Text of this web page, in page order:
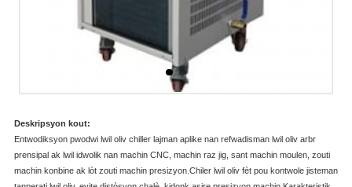
Deskripsyon kout:
Entwodiksyon pwodwi lwil oliv chiller lajman aplike nan refwadisman lwil oliv arbr
prensipal ak lwil idwolik nan machin CNC, machin raz jig, sant machin moulen, zouti
machin konbine ak lòt zouti machin presizyon.Chiler lwil oliv fèt pou kontwole jisteman